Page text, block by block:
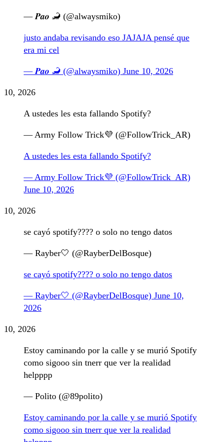
— 𝑷𝒂𝒐 🦂 (@alwaysmiko)
justo andaba revisando eso JAJAJA pensé que
era mi cel
— 𝑷𝒂𝒐 🦂 (@alwaysmiko) June 10, 2026
10, 2026
A ustedes les esta fallando Spotify?
— Army Follow Trick💜 (@FollowTrick_AR)
A ustedes les esta fallando Spotify?
— Army Follow Trick💜 (@FollowTrick_AR)
June 10, 2026
10, 2026
se cayó spotify???? o solo no tengo datos
— Rayber🤍 (@RayberDelBosque)
se cayó spotify???? o solo no tengo datos
— Rayber🤍 (@RayberDelBosque) June 10,
2026
10, 2026
Estoy caminando por la calle y se murió Spotify
como sigooo sin tnerr que ver la realidad
helpppp
— Polito (@89polito)
Estoy caminando por la calle y se murió Spotify
como sigooo sin tnerr que ver la realidad